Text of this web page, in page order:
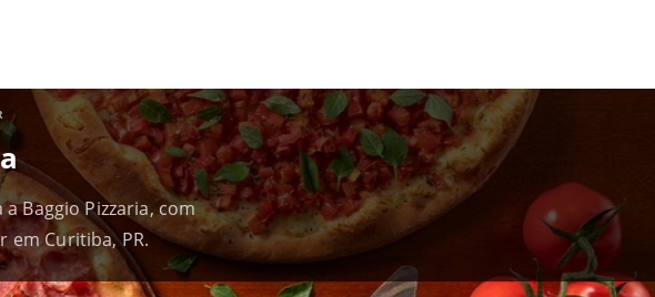
Baggio Pizzaria, com
em Curitiba, PR.